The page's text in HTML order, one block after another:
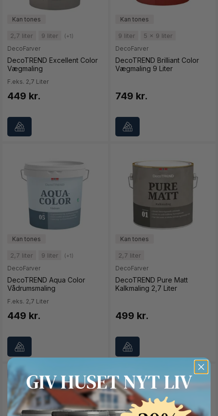
2,7 liter 9 liter (+1)
DecoFarver
DecoTREND Excellent Color
Vægmaling
F.eks. 2,7 Liter
449 kr.
9 liter 5 x 9 liter
DecoFarver
DecoTREND Brilliant Color
Vægmaling 9 Liter
749 kr.
2,7 liter 9 liter (+1)
DecoFarver
DecoTREND Aqua Color
Vådrumsmaling
F.eks. 2,7 Liter
449 kr.
2,7 liter
DecoFarver
DecoTREND Pure Matt
Kalkmaling 2,7 Liter
499 kr.
SPAR 36%